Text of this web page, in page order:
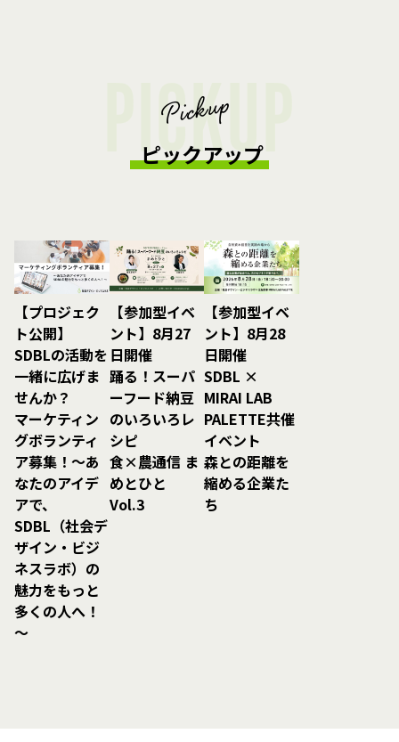
PICKUP
Pickup
ピックアップ
【プロジェク
ト公開】
SDBLの活動を
一緒に広げま
せんか？
マーケティン
グボランティ
ア募集！～あ
なたのアイデ
アで、
SDBL（社会デ
ザイン・ビジ
ネスラボ）の
魅力をもっと
多くの人へ！
～
【参加型イベ
ント】8月27
日開催
踊る！スーパ
ーフード納豆
のいろいろレ
シピ
食×農通信 ま
めとひと
Vol.3
【参加型イベ
ント】8月28
日開催
SDBL ×
MIRAI LAB
PALETTE共催
イベント
森との距離を
縮める企業た
ち